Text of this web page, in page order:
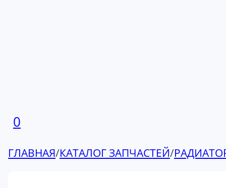
0
ГЛАВНАЯ/КАТАЛОГ ЗАПЧАСТЕЙ/